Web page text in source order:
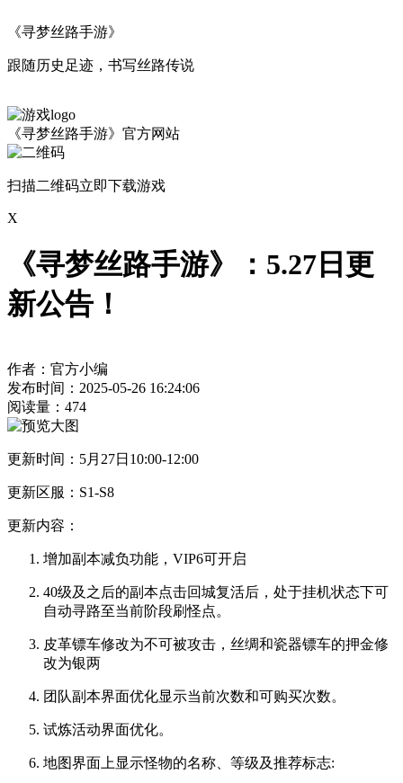
《寻梦丝路手游》
跟随历史足迹，书写丝路传说
《寻梦丝路手游》官方网站
扫描二维码立即下载游戏
X
《寻梦丝路手游》：5.27日更
新公告！
作者：官方小编
发布时间：2025-05-26 16:24:06
阅读量： 474
更新时间：5月27日10:00-12:00
更新区服：S1-S8
更新内容：
增加副本减负功能，VIP6可开启
40级及之后的副本点击回城复活后，处于挂机状态下可
自动寻路至当前阶段刷怪点。
皮革镖车修改为不可被攻击，丝绸和瓷器镖车的押金修
改为银两
团队副本界面优化显示当前次数和可购买次数。
试炼活动界面优化。
地图界面上显示怪物的名称、等级及推荐标志: